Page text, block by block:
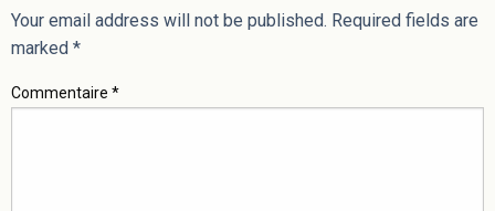
Your email address will not be published. Required fields are
marked *
Commentaire *